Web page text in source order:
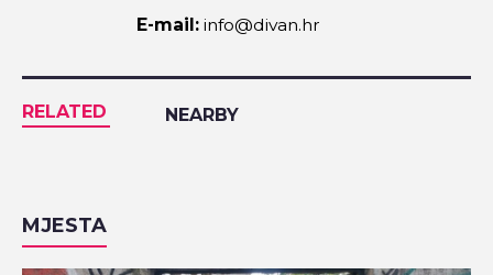
E-mail: info@divan.hr
RELATED NEARBY
MJESTA